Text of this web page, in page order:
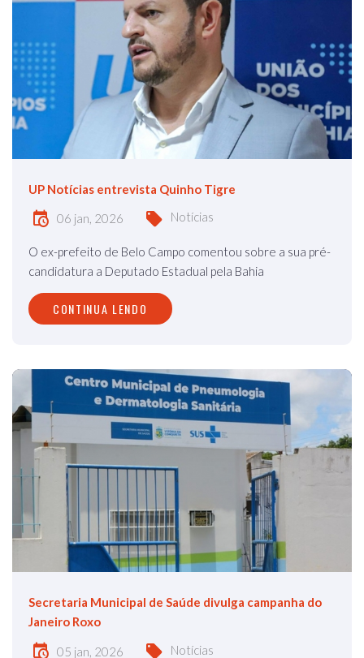
UP Notícias entrevista Quinho Tigre
06 jan, 2026 Notícias
O ex-prefeito de Belo Campo comentou sobre a sua pré-
candidatura a Deputado Estadual pela Bahia
CONTINUA LENDO
Secretaria Municipal de Saúde divulga campanha do
Janeiro Roxo
05 jan, 2026 Notícias